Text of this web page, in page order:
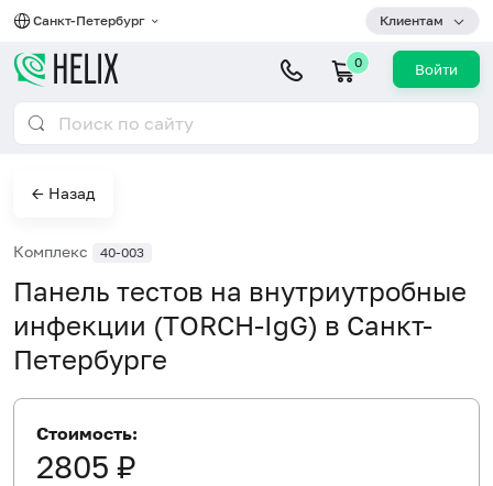
Санкт-Петербург Клиентам
0 Войти
← Назад
Комплекс 40-003
Панель тестов на внутриутробные
инфекции (TORCH-IgG) в Санкт-
Петербурге
Стоимость:
2805 ₽